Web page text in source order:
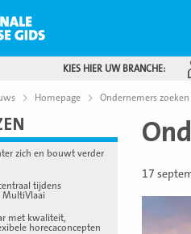
KIES HIER UW BRANCHE:
Homepage Ondernemers
zich en bouwt verder
tijdens
MultiVlaai
met kwaliteit,
horecaconcepten
17